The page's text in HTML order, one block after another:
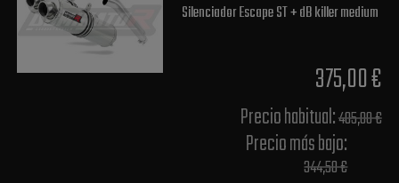
Silenciador Escape ST + dB killer medium
375,00 €
Precio habitual​:405,00 €
Precio más bajo​:
344,50 €